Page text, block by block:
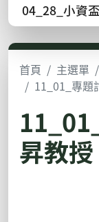
04_28_小資盃
首頁 主選單
11_01_專題
昇教授